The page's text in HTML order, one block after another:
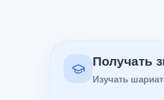
Получать
Изучать